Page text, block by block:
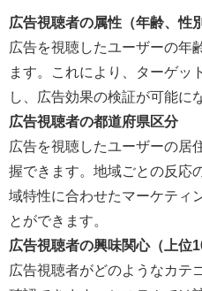
広告視聴者の属性（年齢、性
広告を視聴したユーザーの年
ます。これにより、ターゲッ
し、広告効果の検証が可能に
広告視聴者の都道府県区分
広告を視聴したユーザーの居
握できます。地域ごとの反応
域特性に合わせたマーケティ
とができます。
広告視聴者の興味関心（上位
広告視聴者がどのようなカテ